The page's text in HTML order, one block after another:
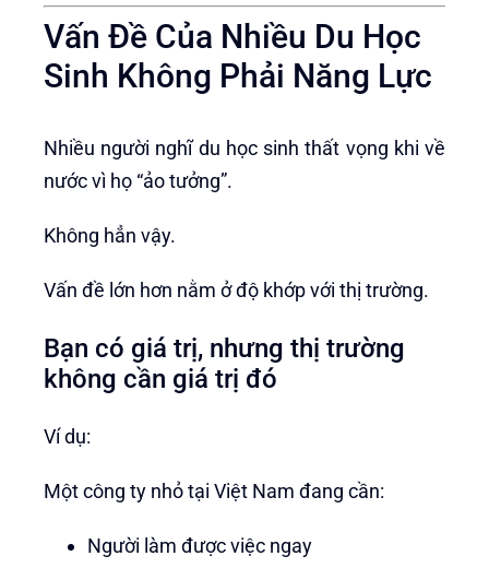
Vấn Đề Của Nhiều Du Học
Sinh Không Phải Năng Lực
Nhiều người nghĩ du học sinh thất vọng khi về
nước vì họ “ảo tưởng”.
Không hẳn vậy.
Vấn đề lớn hơn nằm ở độ khớp với thị trường.
Bạn có giá trị, nhưng thị trường
không cần giá trị đó
Ví dụ:
Một công ty nhỏ tại Việt Nam đang cần:
Người làm được việc ngay